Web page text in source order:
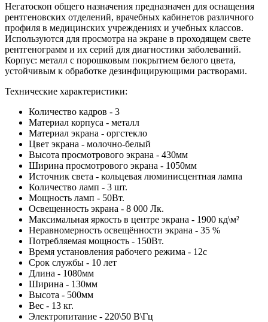
Негатоскоп общего назначения предназначен для оснащения
рентгеновских отделений, врачебных кабинетов различного
профиля в медицинских учреждениях и учебных классов.
Используются для просмотра на экране в проходящем свете
рентгенограмм и их серий для диагностики заболеваний.
Корпус: металл с порошковым покрытием белого цвета,
устойчивым к обработке дезинфицирующими растворами.
Технические характеристики:
Количество кадров - 3
Материал корпуса - металл
Материал экрана - оргстекло
Цвет экрана - молочно-белый
Высота просмотрового экрана - 430мм
Ширина просмотрового экрана - 1050мм
Источник света - кольцевая люминисцентная лампа
Количество ламп - 3 шт.
Мощность ламп - 50Вт.
Освещенность экрана - 8 000 Лк.
Максимальная яркость в центре экрана - 1900 кд\м²
Неравномерность освещённости экрана - 35 %
Потребляемая мощность - 150Вт.
Время установления рабочего режима - 12с
Срок службы - 10 лет
Длина - 1080мм
Ширина - 130мм
Высота - 500мм
Вес - 13 кг.
Электропитание - 220\50 В\Гц